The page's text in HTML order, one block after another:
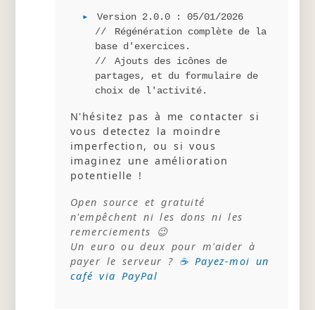
Version 2.0.0 : 05/01/2026
Régénération complète de la
base d'exercices.
Ajouts des icônes de
partages, et du formulaire de
choix de l'activité.
N'hésitez pas à me contacter si
vous detectez la moindre
imperfection, ou si vous
imaginez une amélioration
potentielle !
Open source et gratuité
n'empêchent ni les dons ni les
remerciements 😉
Un euro ou deux pour m'aider à
payer le serveur ? ☕ Payez-moi un
café via PayPal